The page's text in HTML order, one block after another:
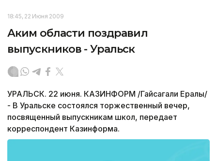
18:45, 22 Июня 2009
Аким области поздравил
выпускников - Уральск
УРАЛЬСК. 22 июня. КАЗИНФОРМ /Гайсагали Ералы/
- В Уральске состоялся торжественный вечер,
посвященный выпускникам школ, передает
корреспондент Казинформа.